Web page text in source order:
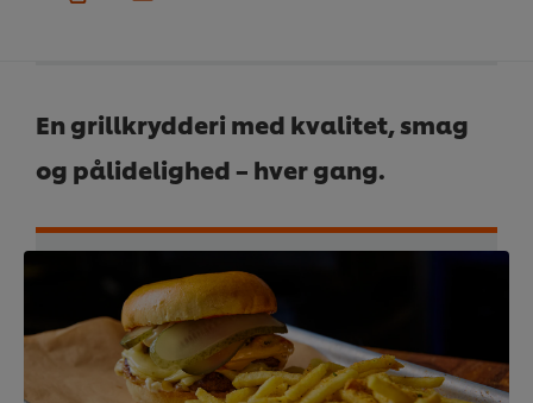
En grillkrydderi med kvalitet, smag
og pålidelighed – hver gang.